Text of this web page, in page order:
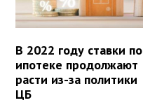
В 2022 году ставки по
ипотеке продолжают
расти из-за политики
ЦБ